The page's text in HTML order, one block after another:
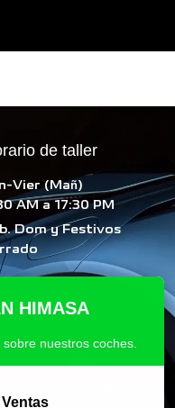
de taller
Vier (Mañ)
AM a 17:30 PM
Dom y Festivos
HIMASA
nuestros coches.